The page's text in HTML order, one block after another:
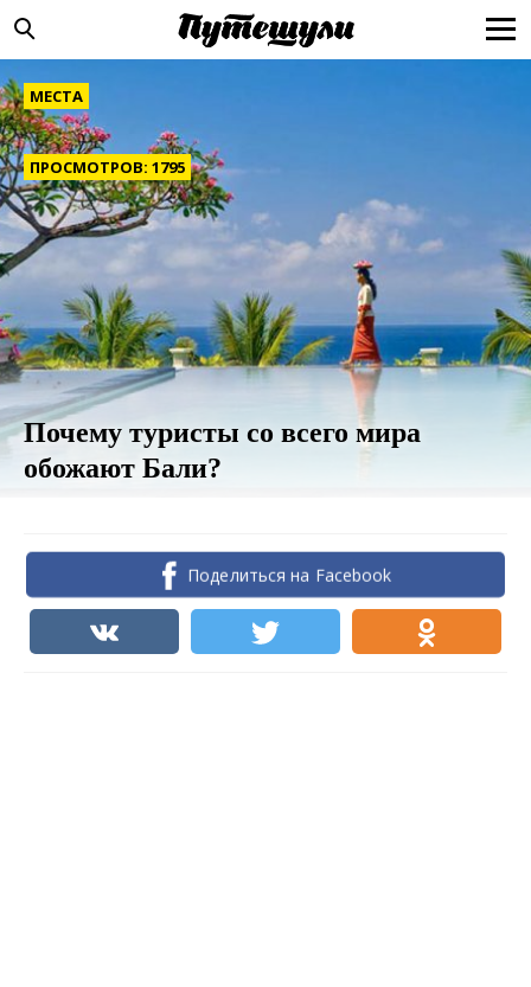
МЕСТА
ПРОСМОТРОВ: 1795
Почему туристы со всего мира
обожают Бали?
Поделиться на Facebook